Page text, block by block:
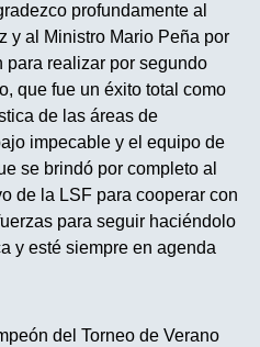
profundamente al
y al Ministro Mario Peña por
para realizar por segundo
que fue un éxito total como
de las áreas de
impecable y el equipo de
se brindó por completo al
de la LSF para cooperar con
para seguir haciéndolo
y esté siempre en agenda
del Torneo de Verano